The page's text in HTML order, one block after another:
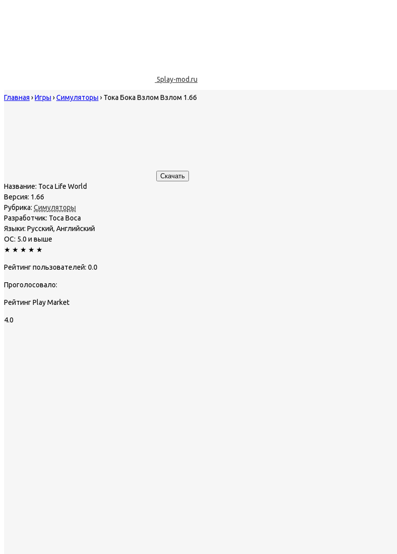
5play-mod.ru
Главная ›Игры ›Симуляторы › Тока Бока Взлом Взлом 1.66
Скачать
Название: Toca Life World
Версия: 1.66
Рубрика: Симуляторы
Разработчик: Toca Boca
Языки: Русский, Английский
ОС: 5.0 и выше
★ ★ ★ ★ ★
Рейтинг пользователей: 0.0
Проголосовало:
Рейтинг Play Market
4.0